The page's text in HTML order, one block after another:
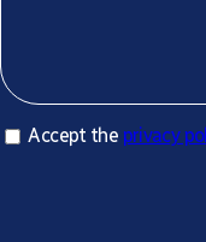
Accept privacy policy*
Accept the privacy